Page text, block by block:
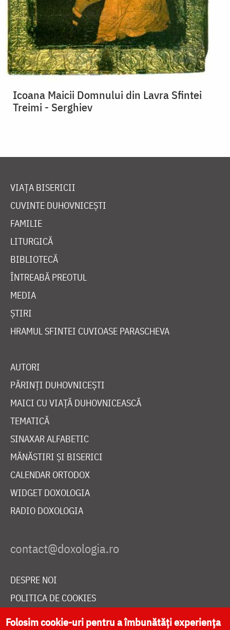
Icoana Maicii Domnului din Lavra Sfintei
Treimi - Serghiev
VIAȚA BISERICII
CUVINTE DUHOVNICEȘTI
FAMILIE
LITURGICĂ
BIBLIOTECĂ
ÎNTREABĂ PREOTUL
MEDIA
ȘTIRI
HRAMUL SFINTEI CUVIOASE PARASCHEVA
AUTORI
PĂRINȚI DUHOVNICEȘTI
MAICI CU VIAȚĂ DUHOVNICEASCĂ
TEMATICĂ
SINAXAR ALFABETIC
MĂNĂSTIRI ȘI BISERICI
CALENDAR ORTODOX
WIDGET DOXOLOGIA
RADIO DOXOLOGIA
DESPRE NOI
POLITICA DE COOKIES
DONEAZĂ ONLINE PENTRU CATEDRALA NAȚIONALĂ
Folosim cookie-uri pentru a îmbunătăți experiența